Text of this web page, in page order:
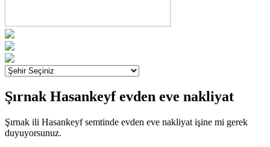
Şırnak Hasankeyf evden eve nakliyat
Şırnak ili Hasankeyf semtinde evden eve nakliyat işine mi gerek
duyuyorsunuz.